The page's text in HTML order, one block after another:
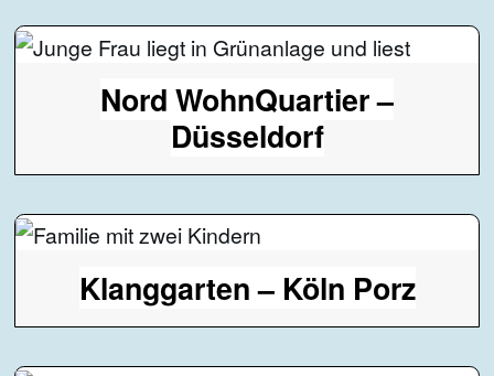
Nord WohnQuartier –
Düsseldorf
Klanggarten – Köln Porz